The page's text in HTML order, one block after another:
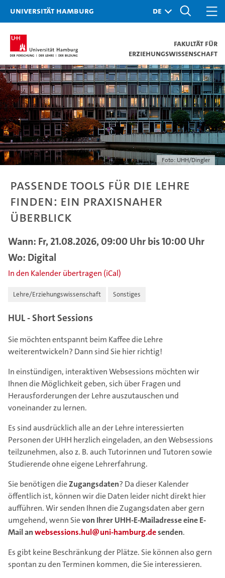
Universität Hamburg
Fakultät für
Erziehungswissenschaft
Foto: UHH/Dingler
Passende Tools für die Lehre
finden: ein praxisnaher
Überblick
Wann: Fr, 21.08.2026, 09:00 Uhr bis 10:00 Uhr
Wo: Digital
In den Kalender übertragen (iCal)
Lehre/Erziehungswissenschaft Sonstiges
HUL - Short Sessions
Sie möchten entspannt beim Kaffee die Lehre
weiterentwickeln? Dann sind Sie hier richtig!
In einstündigen, interaktiven Websessions möchten wir
Ihnen die Möglichkeit geben, sich über Fragen und
Herausforderungen der Lehre auszutauschen und
voneinander zu lernen.
Es sind ausdrücklich alle an der Lehre interessierten
Personen der UHH herzlich eingeladen, an den Websessions
teilzunehmen, also z. B. auch Tutorinnen und Tutoren sowie
Studierende ohne eigene Lehrerfahrung.
Sie benötigen dieZugangsdaten? Da dieser Kalender
öffentlich ist, können wir die Daten leider nicht direkt hier
aufführen. Wir senden Ihnen die Zugangsdaten aber gern
umgehend, wenn Sievon Ihrer UHH-E-Mailadresse eine E-
Mail anwebsessions.hul@uni-hamburg.desenden.
Es gibt keine Beschränkung der Plätze. Sie können also gern
spontan zu den Terminen kommen, die Sie interessieren.